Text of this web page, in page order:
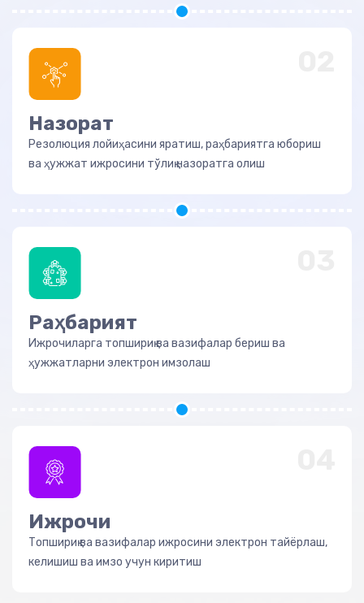
Назорат
Резолюция лойиҳасини яратиш, раҳбариятга юбориш
ва ҳужжат ижросини тўлиқ назоратга олиш
Раҳбарият
Ижрочиларга топшириқ ва вазифалар бериш ва
ҳужжатларни электрон имзолаш
Ижрочи
Топшириқ ва вазифалар ижросини электрон тайёрлаш,
келишиш ва имзо учун киритиш